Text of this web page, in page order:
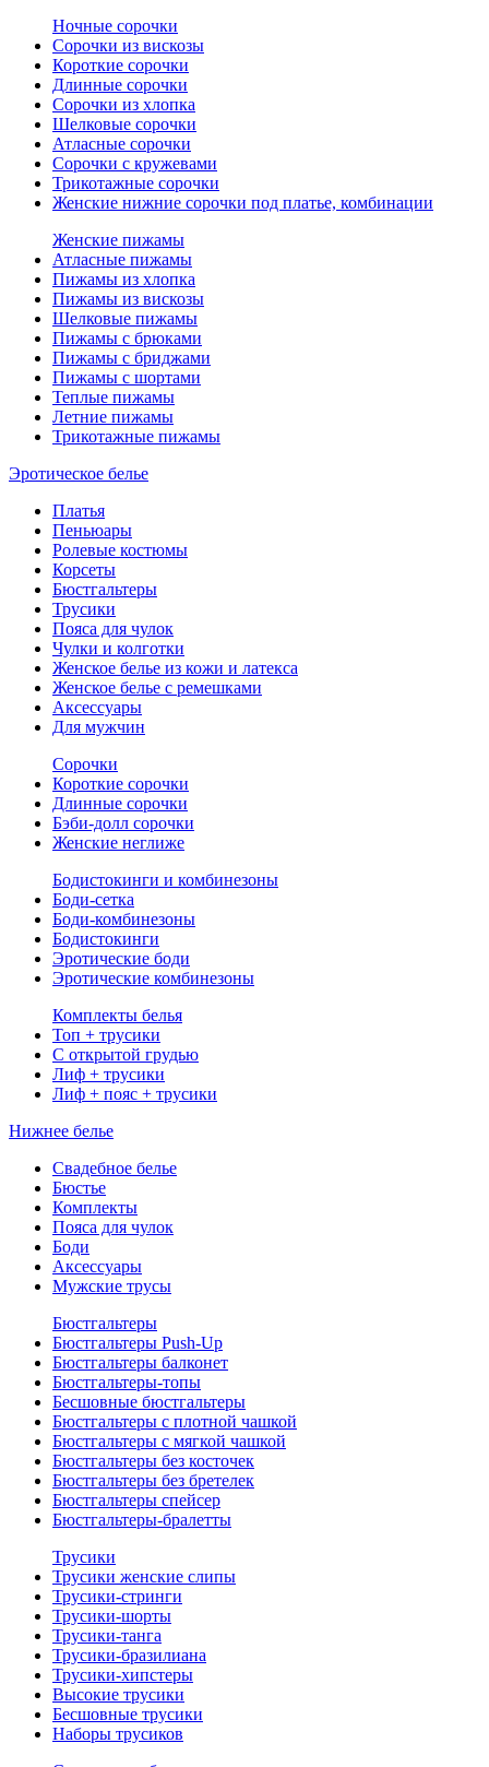
Ночные сорочки
Сорочки из вискозы
Короткие сорочки
Длинные сорочки
Сорочки из хлопка
Шелковые сорочки
Атласные сорочки
Сорочки с кружевами
Трикотажные сорочки
Женские нижние сорочки под платье, комбинации
Женские пижамы
Атласные пижамы
Пижамы из хлопка
Пижамы из вискозы
Шелковые пижамы
Пижамы с брюками
Пижамы с бриджами
Пижамы с шортами
Теплые пижамы
Летние пижамы
Трикотажные пижамы
Эротическое белье
Платья
Пеньюары
Ролевые костюмы
Корсеты
Бюстгальтеры
Трусики
Пояса для чулок
Чулки и колготки
Женское белье из кожи и латекса
Женское белье с ремешками
Аксессуары
Для мужчин
Сорочки
Короткие сорочки
Длинные сорочки
Бэби-долл сорочки
Женские неглиже
Бодистокинги и комбинезоны
Боди-сетка
Боди-комбинезоны
Бодистокинги
Эротические боди
Эротические комбинезоны
Комплекты белья
Топ + трусики
С открытой грудью
Лиф + трусики
Лиф + пояс + трусики
Нижнее белье
Свадебное белье
Бюстье
Комплекты
Пояса для чулок
Боди
Аксессуары
Мужские трусы
Бюстгальтеры
Бюстгальтеры Push-Up
Бюстгальтеры балконет
Бюстгальтеры-топы
Бесшовные бюстгальтеры
Бюстгальтеры с плотной чашкой
Бюстгальтеры с мягкой чашкой
Бюстгальтеры без косточек
Бюстгальтеры без бретелек
Бюстгальтеры спейсер
Бюстгальтеры-бралетты
Трусики
Трусики женские слипы
Трусики-стринги
Трусики-шорты
Трусики-танга
Трусики-бразилиана
Трусики-хипстеры
Высокие трусики
Бесшовные трусики
Наборы трусиков